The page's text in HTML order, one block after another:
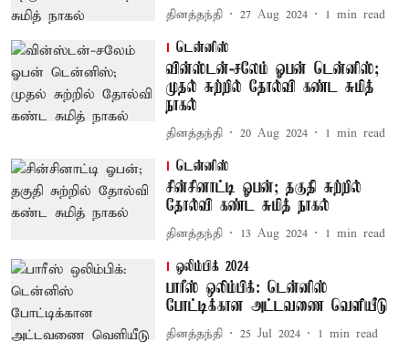
தினத்தந்தி 27 Aug 2024 1 min read
டென்னிஸ்
வின்ஸ்டன்-சலேம் ஓபன் டென்னிஸ்;
முதல் சுற்றில் தோல்வி கண்ட சுமித்
நாகல்
தினத்தந்தி 20 Aug 2024 1 min read
டென்னிஸ்
சின்சினாட்டி ஓபன்; தகுதி சுற்றில்
தோல்வி கண்ட சுமித் நாகல்
தினத்தந்தி 13 Aug 2024 1 min read
ஒலிம்பிக் 2024
பாரீஸ் ஒலிம்பிக்: டென்னிஸ்
போட்டிக்கான அட்டவணை வெளியீடு
தினத்தந்தி 25 Jul 2024 1 min read